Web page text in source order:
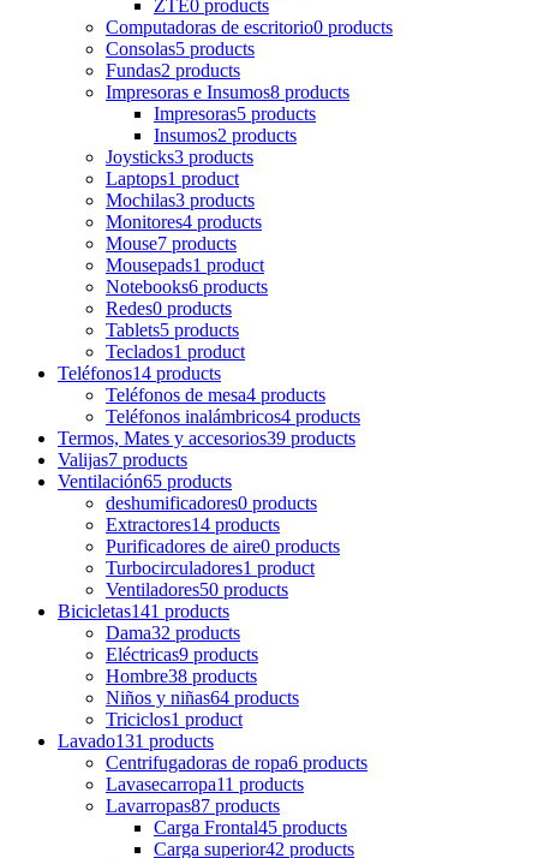
ZTE0 products
Computadoras de escritorio0 products
Consolas5 products
Fundas2 products
Impresoras e Insumos8 products
Impresoras5 products
Insumos2 products
Joysticks3 products
Laptops1 product
Mochilas3 products
Monitores4 products
Mouse7 products
Mousepads1 product
Notebooks6 products
Redes0 products
Tablets5 products
Teclados1 product
Teléfonos14 products
Teléfonos de mesa4 products
Teléfonos inalámbricos4 products
Termos, Mates y accesorios39 products
Valijas7 products
Ventilación65 products
deshumificadores0 products
Extractores14 products
Purificadores de aire0 products
Turbocirculadores1 product
Ventiladores50 products
Bicicletas141 products
Dama32 products
Eléctricas9 products
Hombre38 products
Niños y niñas64 products
Triciclos1 product
Lavado131 products
Centrifugadoras de ropa6 products
Lavasecarropa11 products
Lavarropas87 products
Carga Frontal45 products
Carga superior42 products